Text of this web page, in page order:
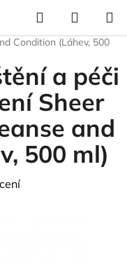
Hledat
KOŠÍK
Condition (Láhev, 500
a péči
Sheer
and
500 ml)